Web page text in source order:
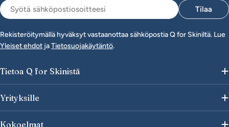
Sähköposti Tilaa
Rekisteröitymällä hyväksyt vastaanottaa sähköpostia Q for Skiniltä. Lue
Yleiset ehdot jaTietosuojakäytäntö.
Tietoa Q for Skinistä
Yrityksille
Kokoelmat